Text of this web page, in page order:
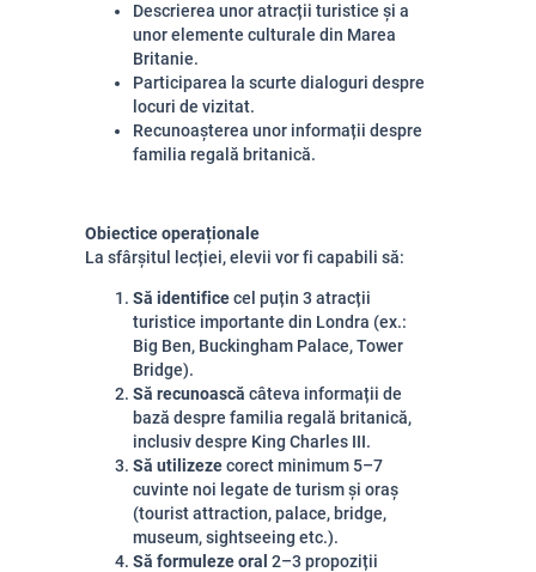
Descrierea unor atracții turistice și a
unor elemente culturale din Marea
Britanie.
Participarea la scurte dialoguri despre
locuri de vizitat.
Recunoașterea unor informații despre
familia regală britanică.
Obiectice operaționale
La sfârșitul lecției, elevii vor fi capabili să:
Să identificecel puțin 3 atracții
turistice importante din Londra (ex.:
Big Ben, Buckingham Palace,Tower
Bridge).
Să recunoască câteva informații de
bază despre familia regală britanică,
inclusiv despre King Charles III.
Să utilizezecorect minimum 5–7
cuvinte noi legate de turism și oraș
(tourist attraction, palace, bridge,
museum, sightseeing etc.).
Să formuleze oral 2–3 propoziții